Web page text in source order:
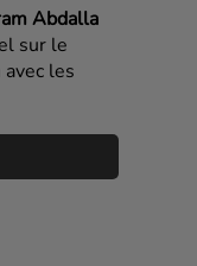
Abdalla
sur le
les